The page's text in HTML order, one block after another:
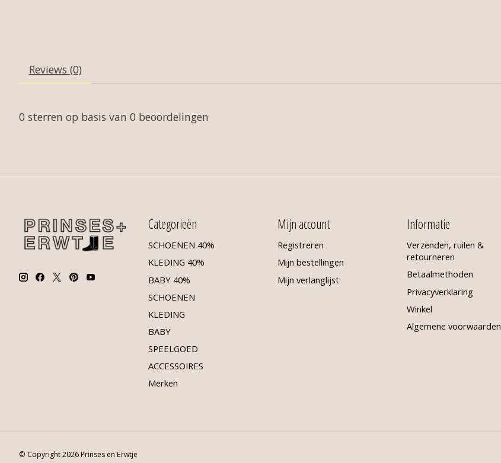
Reviews (0)
0 sterren op basis van 0 beoordelingen
Categorieën
SCHOENEN 40%
KLEDING 40%
BABY 40%
SCHOENEN
KLEDING
BABY
SPEELGOED
ACCESSOIRES
Merken
Mijn account
Registreren
Mijn bestellingen
Mijn verlanglijst
Informatie
Verzenden, ruilen &
retourneren
Betaalmethoden
Privacyverklaring
Winkel
Algemene voorwaarden
© Copyright 2026 Prinses en Erwtje